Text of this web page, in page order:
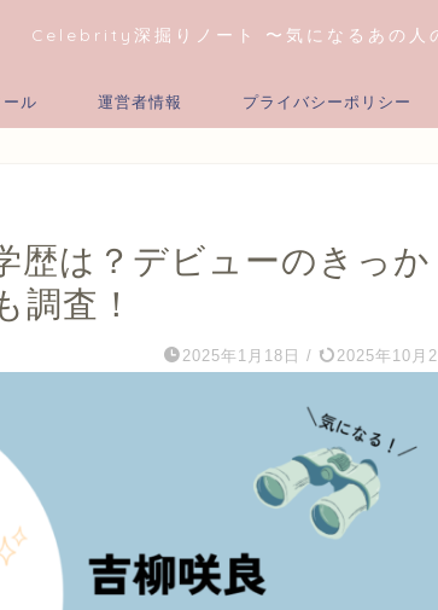
Celebrity深掘りノート 〜気になるあの人
ル 運営者情報 プライバシーポリシー
歴は？デビューのきっか
調査！
2025年1月18日 / 2025年10月